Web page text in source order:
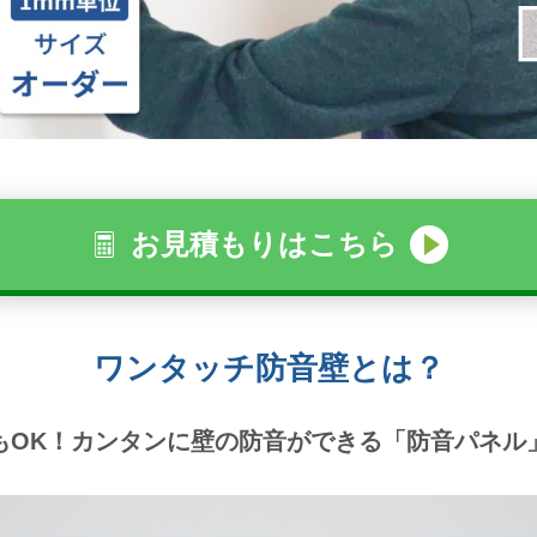
お見積もりはこちら
ワンタッチ防音壁とは？
OK！カンタンに壁の防音ができる「防音パネル